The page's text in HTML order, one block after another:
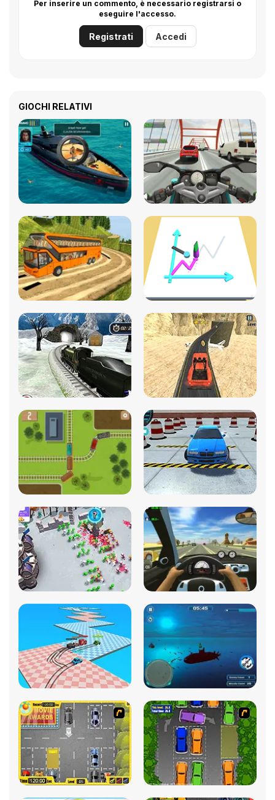
Per inserire un commento, è necessario registrarsi o
eseguire l'accesso.
Registrati Accedi
GIOCHI RELATIVI